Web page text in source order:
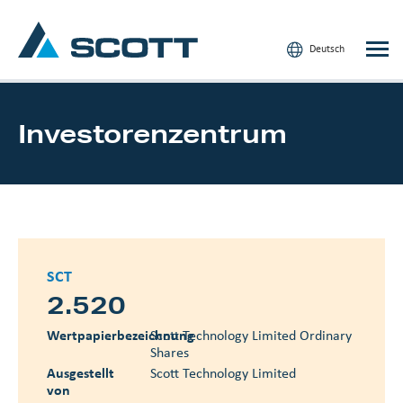
Deutsch
Service und Support
Einblicke
Unsere Marken
Unsere Kunden
Investorenzentrum
SCT
2.520
WertpapierbezeichnungScott Technology Limited Ordinary
Shares
Ausgestellt
von
Scott Technology Limited